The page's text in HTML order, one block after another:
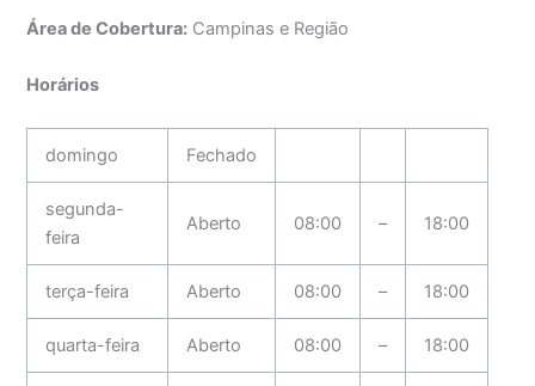
Área de Cobertura: Campinas e Região
Horários
domingo Fechado
segunda-
feira
Aberto 08:00 – 18:00
terça-feira Aberto 08:00 – 18:00
quarta-feira Aberto 08:00 – 18:00